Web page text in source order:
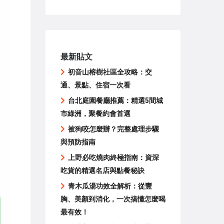
最新貼文
初音山榕樹社區全攻略：交
通、景點、住宿一次看
台北庭園餐廳推薦：精選5間城
市綠洲，聚餐約會首選
被狗咬怎麼辦？完整處理步驟
與預防指南
上野必吃燒肉終極指南：資深
吃貨的精選名店與點餐秘訣
青木瓜湯功效全解析：從豐
胸、美顏到消化，一次搞懂怎麼喝
最有效！